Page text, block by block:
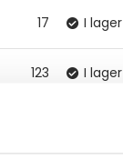
17 I lager
123 I lager